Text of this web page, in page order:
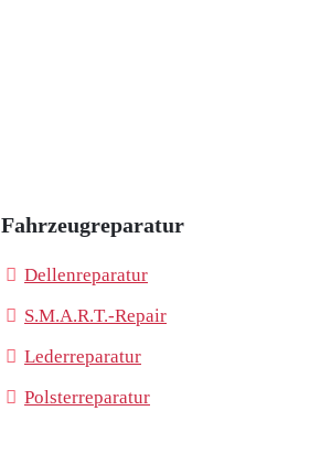
Fahrzeugreparatur
Dellenreparatur
S.M.A.R.T.-Repair
Lederreparatur
Polsterreparatur